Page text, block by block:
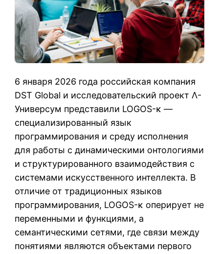
6 января 2026 года российская компания
DST Global и исследовательский проект Λ-
Универсум представили LOGOS-κ —
специализированный язык
программирования и среду исполнения
для работы с динамическими онтологиями
и структурированного взаимодействия с
системами искусственного интеллекта. В
отличие от традиционных языков
программирования, LOGOS-κ оперирует не
переменными и функциями, а
семантическими сетями, где связи между
понятиями являются объектами первого